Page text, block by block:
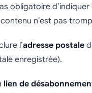
obligatoire
n’est pas
l’adresse postale
enregistrée).
lien de